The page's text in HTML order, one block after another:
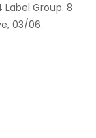
Group. 8
03/06.